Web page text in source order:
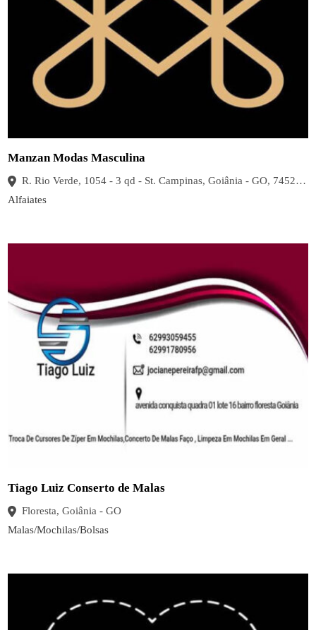
Manzan Modas Masculina
R. Rio Verde, 1054 - 3 qd - St. Campinas, Goiânia - GO, 74525-060
Alfaiates
Tiago Luiz Conserto de Malas
Floresta, Goiânia - GO
Malas/Mochilas/Bolsas